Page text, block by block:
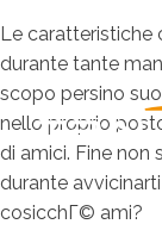
Le caratteristiche
durante tante
scopo persino
nello proprio
di amici. Fine
durante
cosicchГ© ami?